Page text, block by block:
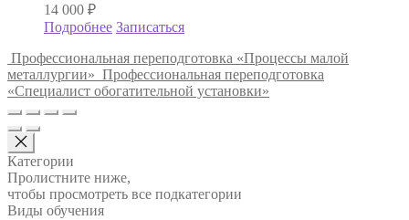
14 000 ₽
Подробнее Записаться
Профессиональная переподготовка «Процессы малой
металлургии» Профессиональная переподготовка
«Специалист обогатительной установки»
Категории
Пролистните ниже,
чтобы просмотреть все подкатегории
Виды обучения